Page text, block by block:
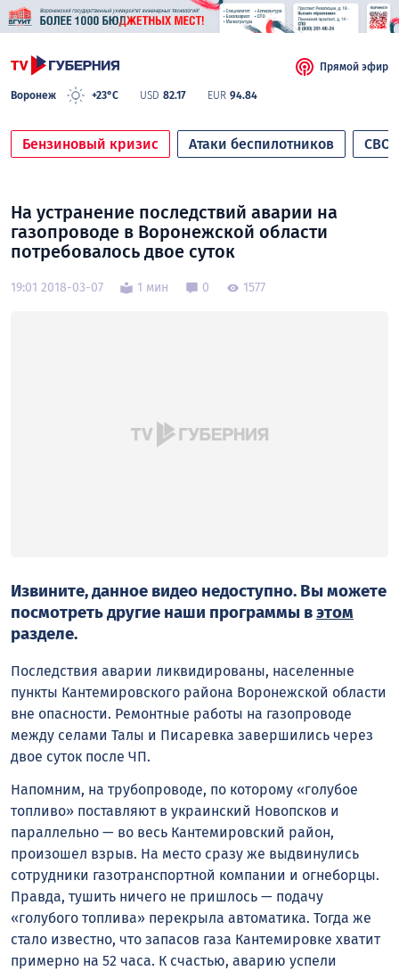
Воронеж +23°C USD 82.17 EUR 94.84
Прямой эфир
Бензиновый кризис Атаки беспилотников СВО
На устранение последствий аварии на
газопроводе в Воронежской области
потребовалось двое суток
19:01 2018-03-07 1 мин 0 1577
Извините, данное видео недоступно. Вы можете
посмотреть другие наши программы вэтом
разделе.
Последствия аварии ликвидированы, населенные
пункты Кантемировского района Воронежской области
вне опасности. Ремонтные работы на газопроводе
между селами Талы и Писаревка завершились через
двое суток после ЧП.
Напомним, на трубопроводе, по которому «голубое
топливо» поставляют в украинский Новопсков и
параллельно — во весь Кантемировский район,
произошел взрыв. На место сразу же выдвинулись
сотрудники газотранспортной компании и огнеборцы.
Правда, тушить ничего не пришлось — подачу
«голубого топлива» перекрыла автоматика. Тогда же
стало известно, что запасов газа Кантемировке хватит
примерно на 52 часа. К счастью, аварию успели